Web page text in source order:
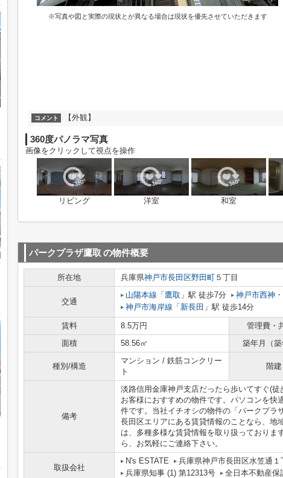
※写真や図と実際の現状とが異なる場合は現状を優先させていただきます
コメント 【外観】
360度パノラマ写真
画像をクリックして視点を操作
リビング 洋室 和室
パークプラザ鷹取 の物件概要
所在地 兵庫県神戸市長田区野田町 ５丁目
交通
山陽本線 「 鷹取 」駅 徒歩7分 神戸市西神
神戸市海岸線 「 新長田 」駅 徒歩14分
賃料 8.5万円 管理費・
面積
58.56㎡ 築年月（築
種別/構造
マンション / 鉄筋コンクリー
ト
階建
備考
淡路信用金庫神戸支店だったら歩いてすぐ(
お客様におすすめの物件です。パソコンを快
件です。当社イチオシの物件の「パークプラ
長田区エリアにある賃貸情報のことなら、地
は、多種多様な賃貸情報を取り扱っておりま
ら、お気軽にご連絡下さい。
取扱会社
N's ESTATE 兵庫県神戸市長田区水笠通１
兵庫県知事 (1) 第12313号
全日本不動産保